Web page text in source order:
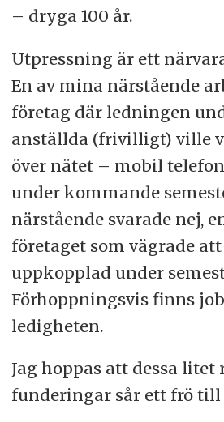
– dryga 100 år.
Utpressning är ett
En av mina närstående
företag där ledningen
anställda (frivilligt) ville
över nätet – mobil
under kommande
närstående svarade nej,
företaget som vägrade att
uppkopplad under
Förhoppningsvis finns
ledigheten.
Jag hoppas att dessa litet
funderingar sår ett frö